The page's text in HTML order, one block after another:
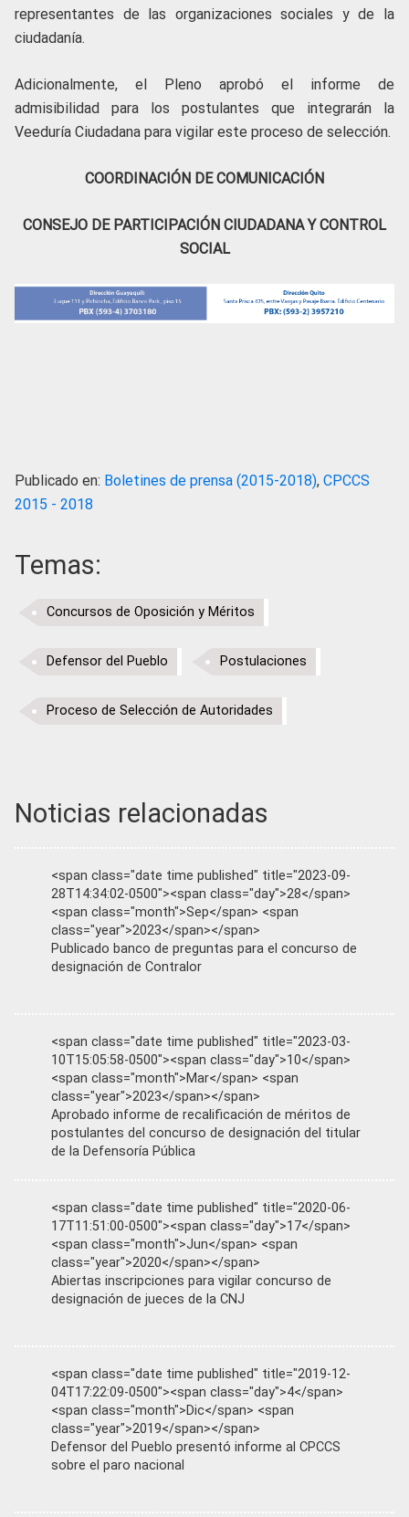
representantes de las organizaciones sociales y de la
ciudadanía.
Adicionalmente, el Pleno aprobó el informe de
admisibilidad para los postulantes que integrarán la
Veeduría Ciudadana para vigilar este proceso de selección.
COORDINACIÓN DE COMUNICACIÓN
CONSEJO DE PARTICIPACIÓN CIUDADANA Y CONTROL
SOCIAL
Publicado en: Boletines de prensa (2015-2018), CPCCS
2015 - 2018
Temas:
Concursos de Oposición y Méritos
Defensor del Pueblo Postulaciones
Proceso de Selección de Autoridades
Noticias relacionadas
<span class="date time published" title="2023-09-
28T14:34:02-0500"><span class="day">28</span>
<span class="month">Sep</span> <span
class="year">2023</span></span>
Publicado banco de preguntas para el concurso de
designación de Contralor
<span class="date time published" title="2023-03-
10T15:05:58-0500"><span class="day">10</span>
<span class="month">Mar</span> <span
class="year">2023</span></span>
Aprobado informe de recalificación de méritos de
postulantes del concurso de designación del titular
de la Defensoría Pública
<span class="date time published" title="2020-06-
17T11:51:00-0500"><span class="day">17</span>
<span class="month">Jun</span> <span
class="year">2020</span></span>
Abiertas inscripciones para vigilar concurso de
designación de jueces de la CNJ
<span class="date time published" title="2019-12-
04T17:22:09-0500"><span class="day">4</span>
<span class="month">Dic</span> <span
class="year">2019</span></span>
Defensor del Pueblo presentó informe al CPCCS
sobre el paro nacional